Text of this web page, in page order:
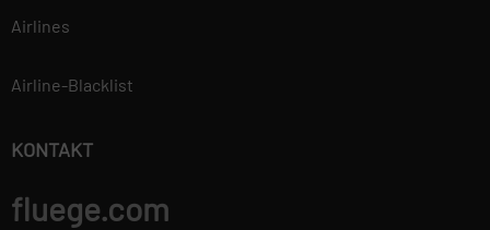
Airlines
Airline-Blacklist
KONTAKT
fluege.com